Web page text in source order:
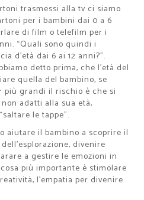
trasmessi alla tv ci siamo
per i bambini dai 0 a 6
di film o telefilm per i
“Quali sono quindi i
d’età dai 6 ai 12 anni?”.
detto prima, che l’età del
quella del bambino, se
più grandi il rischio è che si
adatti alla sua età,
le tappe”.
aiutare il bambino a scoprire il
divenire
a gestire le emozioni in
più importante è stimolare
l’empatia per divenire